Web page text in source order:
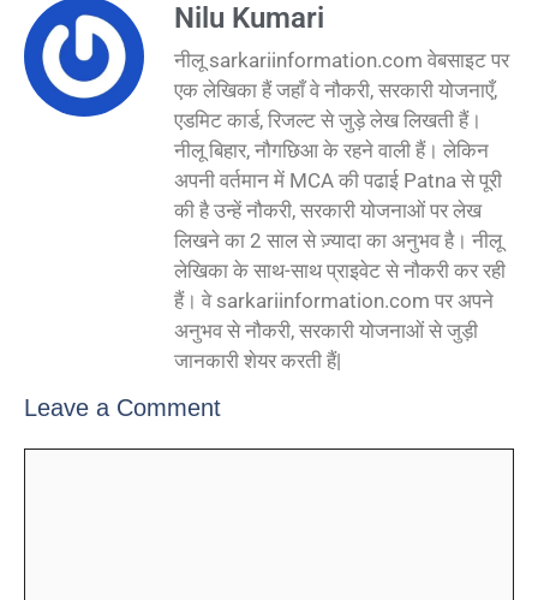
Nilu Kumari
नीलू sarkariinformation.com वेबसाइट पर
एक लेखिका हैं जहाँ वे नौकरी, सरकारी योजनाएँ,
एडमिट कार्ड, रिजल्ट से जुड़े लेख लिखती हैं।
नीलू बिहार, नौगछिआ के रहने वाली हैं। लेकिन
अपनी वर्तमान में MCA की पढाई Patna से पूरी
की है उन्हें नौकरी, सरकारी योजनाओं पर लेख
लिखने का 2 साल से ज़्यादा का अनुभव है। नीलू
लेखिका के साथ-साथ प्राइवेट से नौकरी कर रही
हैं। वे sarkariinformation.com पर अपने
अनुभव से नौकरी, सरकारी योजनाओं से जुड़ी
जानकारी शेयर करती हैं|
Leave a Comment